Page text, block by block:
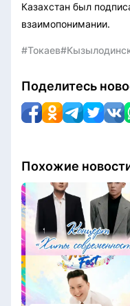
Казахстан был
взаимопонимании.
#Токаев
Поделитесь
Похожие